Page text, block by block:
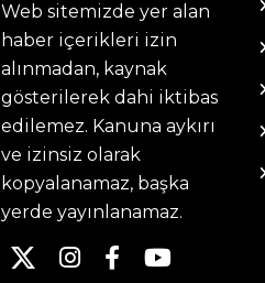
Web sitemizde yer alan
haber içerikleri izin
alınmadan, kaynak
gösterilerek dahi iktibas
edilemez. Kanuna aykırı
ve izinsiz olarak
kopyalanamaz, başka
yerde yayınlanamaz.